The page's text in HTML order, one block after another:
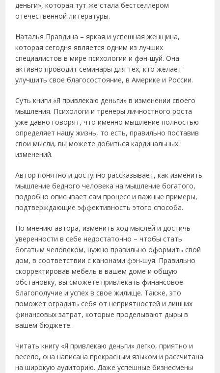
деньги», которая тут же стала бестселлером
отечественной литературы.
Наталья Правдина – яркая и успешная женщина,
которая сегодня является одним из лучших
специалистов в мире психологии и фэн-шуй. Она
активно проводит семинары для тех, кто желает
улучшить свое благосостояние, в Америке и России.
Суть книги «Я привлекаю деньги» в изменении своего
мышления. Психологи и тренеры личностного роста
уже давно говорят, что именно мышление полностью
определяет нашу жизнь, то есть, правильно поставив
свои мысли, вы можете добиться кардинальных
изменений.
Автор понятно и доступно рассказывает, как изменить
мышление бедного человека на мышление богатого,
подробно описывает сам процесс и важные примеры,
подтверждающие эффективность этого способа.
По мнению автора, изменить ход мыслей и достичь
уверенности в себе недостаточно – чтобы стать
богатым человеком, нужно правильно оформить свой
дом, в соответствии с канонами фэн-шуя. Правильно
скорректировав мебель в вашем доме и общую
обстановку, вы сможете привлекать финансовое
благополучие и успех в свое жилище. Также, это
поможет оградить себя от неприятностей и лишних
финансовых затрат, которые проделывают дыры в
вашем бюджете.
Читать книгу «Я привлекаю деньги» легко, приятно и
весело, она написана прекрасным языком и рассчитана
на широкую аудиторию. Даже успешные бизнесмены